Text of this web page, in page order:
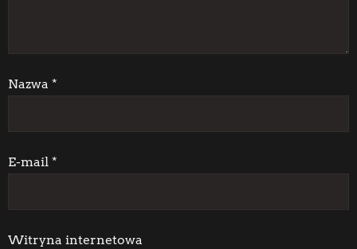
p
i
s
u
Nazwa *
E-mail *
Witryna internetowa